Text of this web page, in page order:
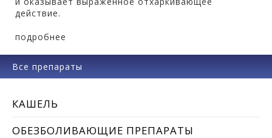
Все препараты
КАШЕЛЬ
ОБЕЗБОЛИВАЮЩИЕ ПРЕПАРАТЫ
действие.
подробнее